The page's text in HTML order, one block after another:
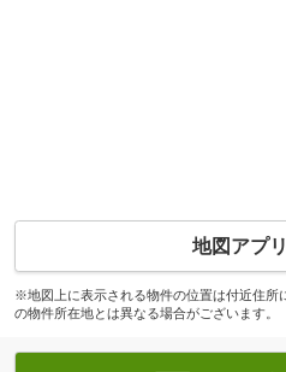
地図アプ
※地図上に表示される物件の位置は付近住所
の物件所在地とは異なる場合がございます。